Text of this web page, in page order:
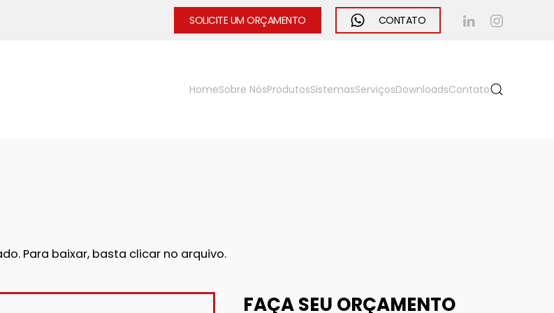
SOLICITE UM ORÇAMENTO CONTATO
HomeSobre NósProdutosSistemasServiçosDownloadsContato
Para baixar, basta clicar no arquivo.
FAÇA SEU ORÇAMENTO